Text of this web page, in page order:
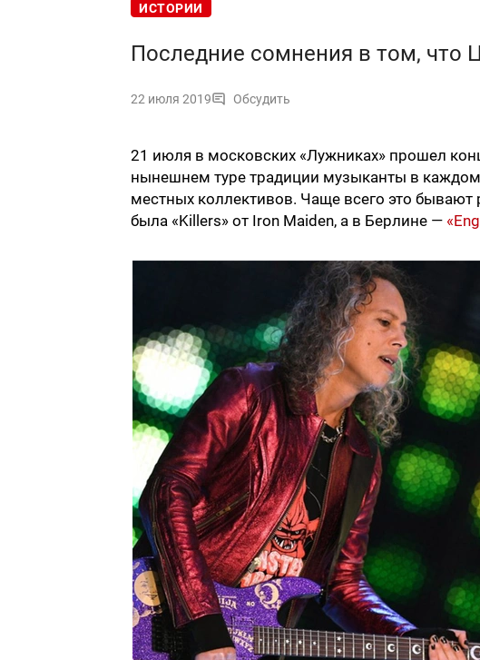
ИСТОРИИ
Последние сомнения в том, что
22 июля 2019 Обсудить
21 июля в московских «Лужниках» прошел
нынешнем туре традиции музыканты в
местных коллективов. Чаще всего это
была «Killers» от Iron Maiden, а в Берлине —